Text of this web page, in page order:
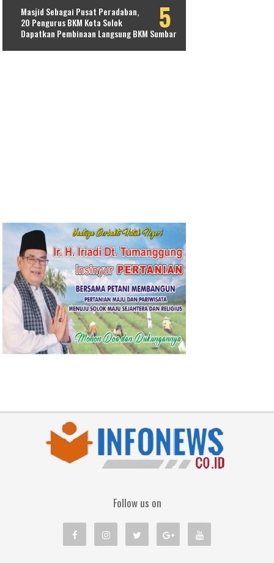
Masjid Sebagai Pusat Peradaban,
20 Pengurus BKM Kota Solok
Dapatkan Pembinaan Langsung BKM Sumbar
Follow us on